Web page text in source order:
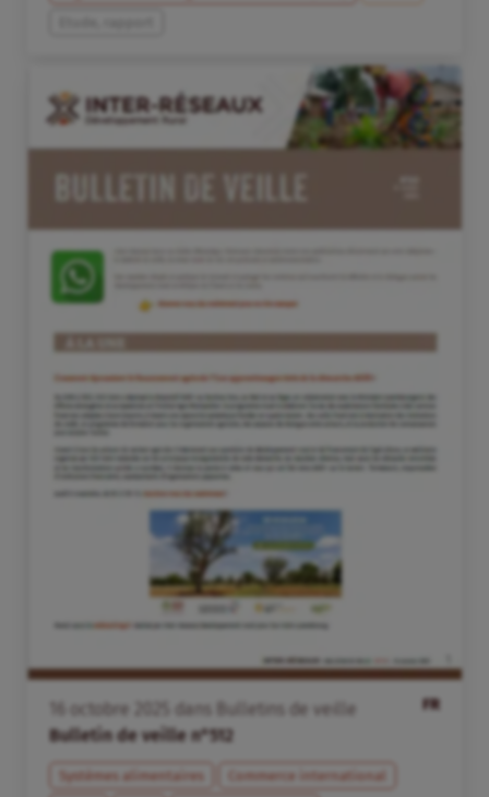
FR
octobre dans
Bulletins de veille
Bulletin de veille n°512
Systèmes alimentaires
Commerce international